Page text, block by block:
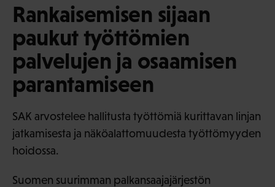
Rankaisemisen sijaan
paukut työttömien
palvelujen ja osaamisen
parantamiseen
SAK arvostelee hallitusta työttömiä kurittavan linjan
jatkamisesta ja näköalattomuudesta työttömyyden
hoidossa.
Suomen suurimman palkansaajajärjestön